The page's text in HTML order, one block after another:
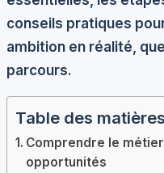
conseils pratiques
ambition en réalité,
parcours.
Table des matières
Comprendre le
opportunités